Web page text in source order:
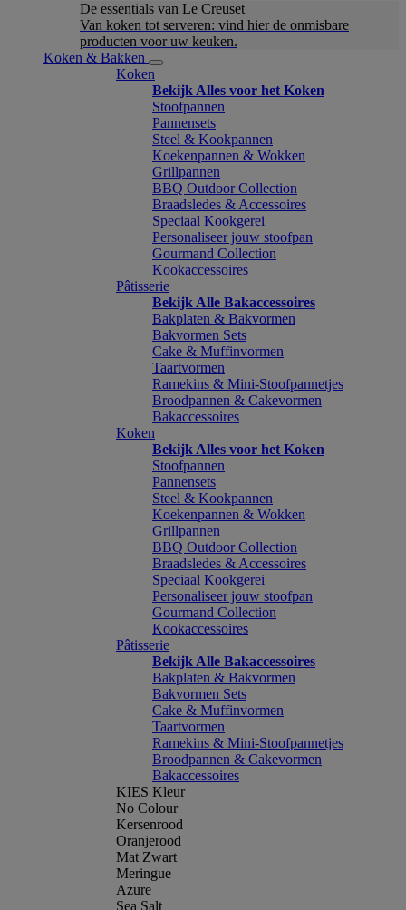
De essentials van Le Creuset
Van koken tot serveren: vind hier de onmisbare
producten voor uw keuken.
Koken & Bakken
Koken
Bekijk Alles voor het Koken
Stoofpannen
Pannensets
Steel & Kookpannen
Koekenpannen & Wokken
Grillpannen
BBQ Outdoor Collection
Braadsledes & Accessoires
Speciaal Kookgerei
Personaliseer jouw stoofpan
Gourmand Collection
Kookaccessoires
Pâtisserie
Bekijk Alle Bakaccessoires
Bakplaten & Bakvormen
Bakvormen Sets
Cake & Muffinvormen
Taartvormen
Ramekins & Mini-Stoofpannetjes
Broodpannen & Cakevormen
Bakaccessoires
Koken
Bekijk Alles voor het Koken
Stoofpannen
Pannensets
Steel & Kookpannen
Koekenpannen & Wokken
Grillpannen
BBQ Outdoor Collection
Braadsledes & Accessoires
Speciaal Kookgerei
Personaliseer jouw stoofpan
Gourmand Collection
Kookaccessoires
Pâtisserie
Bekijk Alle Bakaccessoires
Bakplaten & Bakvormen
Bakvormen Sets
Cake & Muffinvormen
Taartvormen
Ramekins & Mini-Stoofpannetjes
Broodpannen & Cakevormen
Bakaccessoires
KIES Kleur
No Colour
Kersenrood
Oranjerood
Mat Zwart
Meringue
Azure
Sea Salt